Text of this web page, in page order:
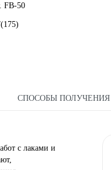
FB-50
(175)
СПОСОБЫ ПОЛУЧЕНИЯ
с лаками и